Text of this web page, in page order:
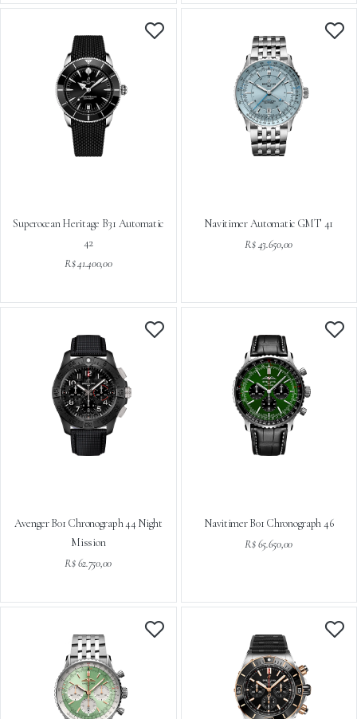
Superocean Heritage B31 Automatic
42
R$ 41.400,00
Navitimer Automatic GMT 41
R$ 43.650,00
Avenger B01 Chronograph 44 Night
Mission
R$ 62.750,00
Navitimer B01 Chronograph 46
R$ 65.650,00